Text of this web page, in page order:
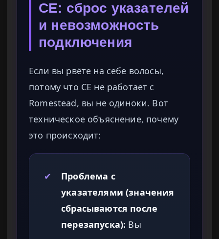
CE: сброс указателей
и невозможность
подключения
Если вы рвёте на себе волосы,
потому что CE не работает с
Romestead, вы не одиноки. Вот
техническое объяснение, почему
это происходит:
✔
Проблема с
указателями (значения
сбрасываются после
перезапуска): Вы